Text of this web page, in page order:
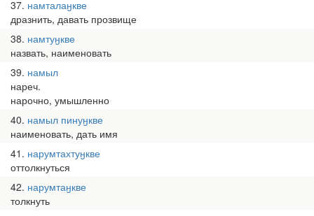
37 намталаӈкве
дразнить, давать прозвище
38 намтуӈкве
назвать, наименовать
39 намыл
нареч.
нарочно, умышленно
40 намыл пинуӈкве
наименовать, дать имя
41 нарумтахтуӈкве
оттолкнуться
42 нарумтаӈкве
толкнуть